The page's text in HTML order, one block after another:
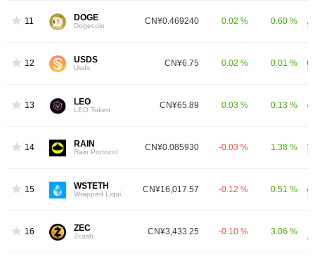
11 DOGE
Dogecoin CN¥0.469240 0.02 % 0.60 %
12 USDS
Usds CN¥6.75 0.02 % 0.01 %
13 LEO
LEO Token CN¥65.89 0.03 % 0.13 %
14 RAIN
Rain Protocol CN¥0.085930 -0.03 % 1.38 %
15 WSTETH CN¥16,017.57 -0.12 % 0.51 %
16 ZEC
Zcash CN¥3,433.25 -0.10 % 3.06 %